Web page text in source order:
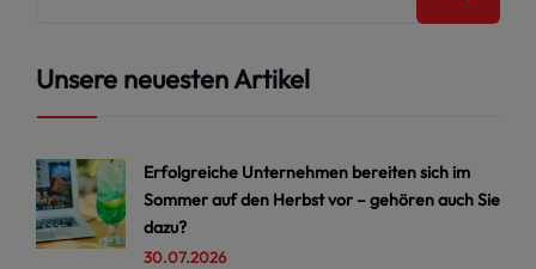
Unsere neuesten Artikel
Erfolgreiche Unternehmen bereiten sich im
Sommer auf den Herbst vor – gehören auch Sie
dazu?
30.07.2026